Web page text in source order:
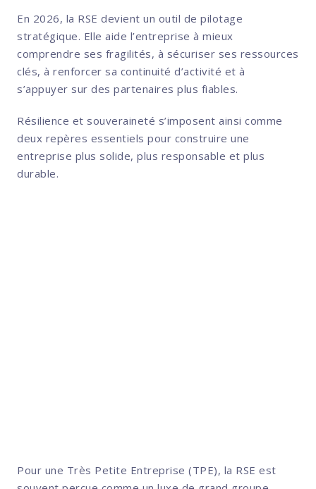
En 2026, la RSE devient un outil de pilotage
stratégique. Elle aide l’entreprise à mieux
comprendre ses fragilités, à sécuriser ses ressources
clés, à renforcer sa continuité d’activité et à
s’appuyer sur des partenaires plus fiables.
Résilience et souveraineté s’imposent ainsi comme
deux repères essentiels pour construire une
entreprise plus solide, plus responsable et plus
durable.
Pour une Très Petite Entreprise (TPE), la RSE est